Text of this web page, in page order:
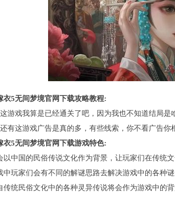
衣5无间梦境官网下载攻略教程:
游戏我算是已经通关了吧，因为我也不知道结局是
有这游戏广告是真的多，有些线索，你不看广告你
衣5无间梦境官网下载游戏特色:
以中国的民俗传说文化作为背景，让玩家们在传统
中玩家们会有不同的解谜思路去解决游戏中的各种
传统民俗文化中的各种灵异传说将会作为游戏中的